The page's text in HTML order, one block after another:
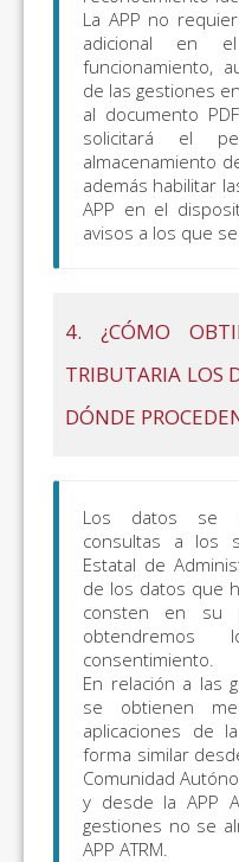
La APP no
adicional en
funcionamiento,
de las gestiones
al documento
solicitará el
almacenamiento
además habilitar
APP en el
avisos a los que
4. ¿CÓMO
TRIBUTARIA LOS
DÓNDE
Los datos se
consultas a los
Estatal de
de los datos que
consten en su
consentimiento.
En relación a las
se obtienen
aplicaciones de
forma similar
Comunidad
y desde la APP
gestiones no se
APP ATRM.